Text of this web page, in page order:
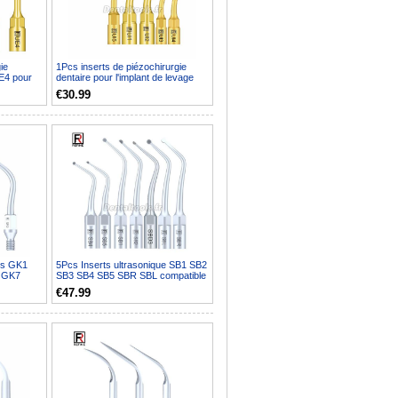
pour
1Pcs inserts de piézochirurgie
dentaire pour l'implant de levage
des sinus de co...
€30.99
GK1
5Pcs Inserts ultrasonique SB1 SB2
SB3 SB4 SB5 SBR SBL compatible
avec piece a ma...
€47.99